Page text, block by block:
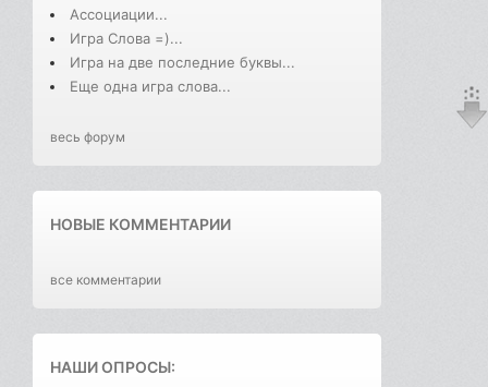
Ассоциации...
Игра Слова =)...
Игра на две последние буквы...
Еще одна игра слова...
весь форум
НОВЫЕ КОММЕНТАРИИ
все комментарии
НАШИ ОПРОСЫ: